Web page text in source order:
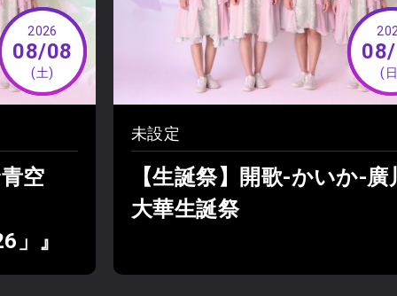
2026
08/08
(土)
空
」』
(
未設定
【生誕祭】開歌-かいか-廣
大華生誕祭